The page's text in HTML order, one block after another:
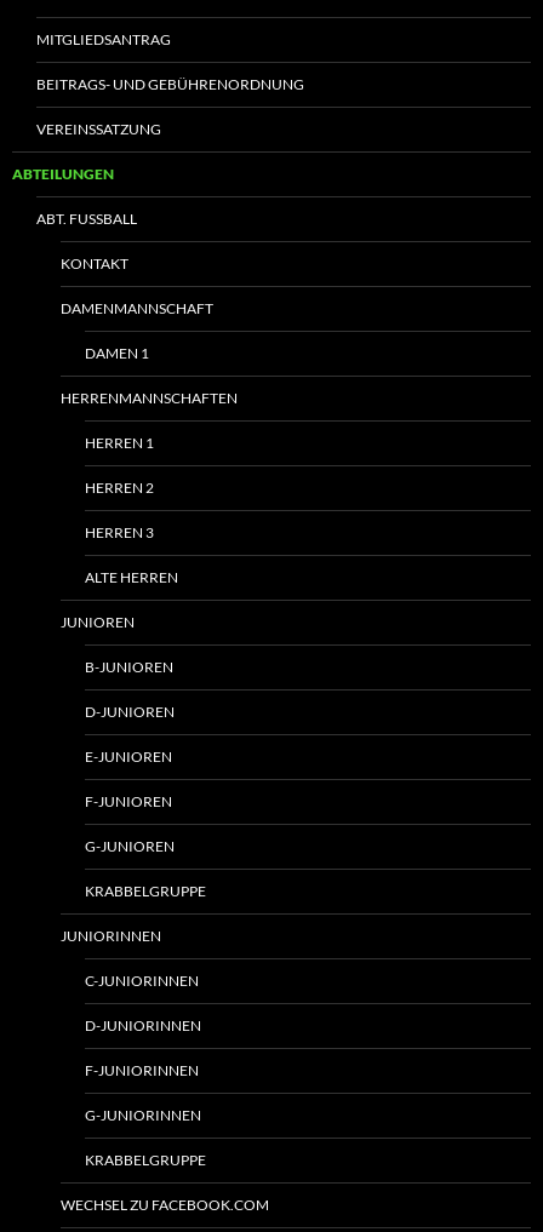
MITGLIEDSANTRAG
BEITRAGS- UND GEBÜHRENORDNUNG
VEREINSSATZUNG
ABTEILUNGEN
ABT. FUSSBALL
KONTAKT
DAMENMANNSCHAFT
DAMEN 1
HERRENMANNSCHAFTEN
HERREN 1
HERREN 2
HERREN 3
ALTE HERREN
JUNIOREN
B-JUNIOREN
D-JUNIOREN
E-JUNIOREN
F-JUNIOREN
G-JUNIOREN
KRABBELGRUPPE
JUNIORINNEN
C-JUNIORINNEN
D-JUNIORINNEN
F-JUNIORINNEN
G-JUNIORINNEN
KRABBELGRUPPE
WECHSEL ZU FACEBOOK.COM